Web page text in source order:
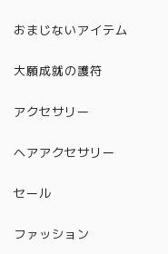
おまじないアイテム
パロサント
カバラ
ルドラクシャ
大願成就の護符
アクセサリー
ネックレス
ヘアアクセサリー
セール
セット販売セール
ファッション